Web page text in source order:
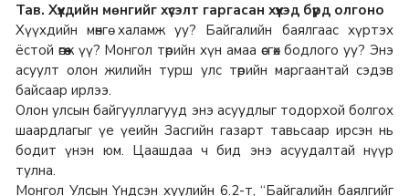
Тав. Хүүхдийн мөнгийг хүсэлт гаргасан хүүхэд бүрд олгоно
Хүүхдийн мөнгө халамж уу? Байгалийн баялгаас хүртэх
ёстой өгөөж үү? Монгол төрийн хүн амаа өсгөх бодлого уу? Энэ
асуулт олон жилийн турш улс төрийн маргаантай сэдэв
байсаар ирлээ.
Олон улсын байгууллагууд энэ асуудлыг тодорхой болгох
шаардлагыг үе үеийн Засгийн газарт тавьсаар ирсэн нь
бодит үнэн юм. Цаашдаа ч бид энэ асуудалтай нүүр
тулна.
Монгол Улсын Үндсэн хуулийн 6.2-т, “Байгалийн баялгийг